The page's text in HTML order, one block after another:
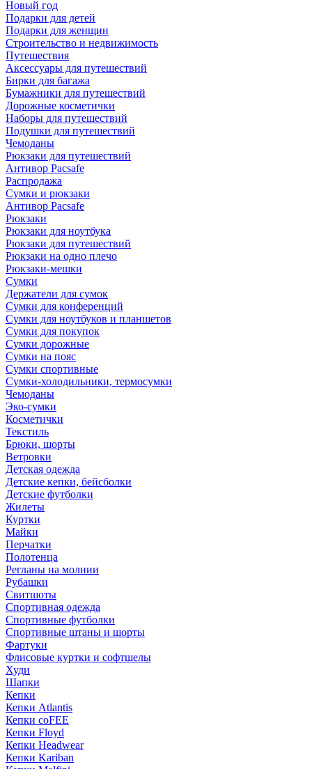
Новый год
Подарки для детей
Подарки для женщин
Строительство и недвижимость
Путешествия
Аксессуары для путешествий
Бирки для багажа
Бумажники для путешествий
Дорожные косметички
Наборы для путешествий
Подушки для путешествий
Чемоданы
Рюкзаки для путешествий
Антивор Pacsafe
Распродажа
Сумки и рюкзаки
Антивор Pacsafe
Рюкзаки
Рюкзаки для ноутбука
Рюкзаки для путешествий
Рюкзаки на одно плечо
Рюкзаки-мешки
Сумки
Держатели для сумок
Сумки для конференций
Сумки для ноутбуков и планшетов
Сумки для покупок
Сумки дорожные
Сумки на пояс
Сумки спортивные
Сумки-холодильники, термосумки
Чемоданы
Эко-сумки
Косметички
Текстиль
Брюки, шорты
Ветровки
Детская одежда
Детские кепки, бейсболки
Детские футболки
Жилеты
Куртки
Майки
Перчатки
Полотенца
Регланы на молнии
Рубашки
Свитшоты
Спортивная одежда
Спортивные футболки
Спортивные штаны и шорты
Фартуки
Флисовые куртки и софтшелы
Худи
Шапки
Кепки
Кепки Atlantis
Кепки coFEE
Кепки Floyd
Кепки Headwear
Кепки Kariban